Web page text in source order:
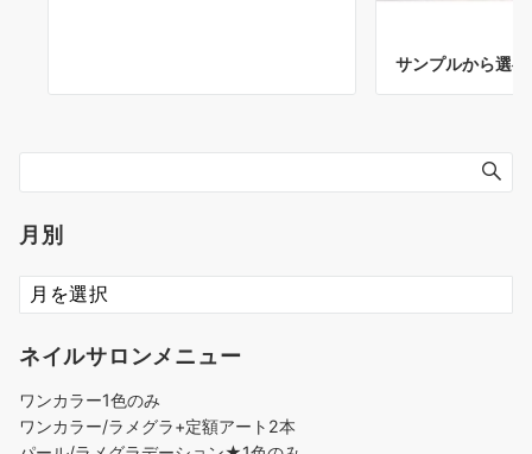
サンプルから選
月別
ネイルサロンメニュー
ワンカラー1色のみ
ワンカラー/ラメグラ+定額アート2本